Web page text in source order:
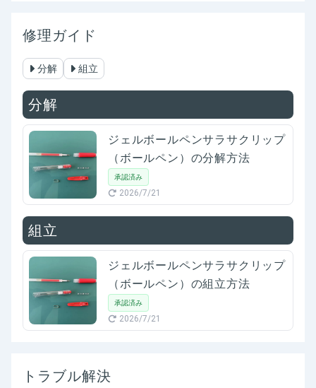
修理ガイド
分解 組立
分解
ジェルボールペンサラサクリップ
（ボールペン）の分解方法
承認済み
2026/7/21
組立
ジェルボールペンサラサクリップ
（ボールペン）の組立方法
承認済み
2026/7/21
トラブル解決